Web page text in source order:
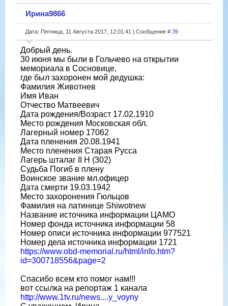
Ирина9866
Дата: Пятница, 11 Августа 2017, 12:01:41 | Сообщение # 39
Добрый день.
30 июня мы были в Гольчево на открытии
мемориала в Сосновице,
где был захоронен мой дедушка:
Фамилия Животнев
Имя Иван
Отчество Матвеевич
Дата рождения/Возраст 17.02.1910
Место рождения Московская обл.
Лагерный номер 17062
Дата пленения 20.08.1941
Место пленения Старая Русса
Лагерь шталаг II H (302)
Судьба Погиб в плену
Воинское звание мл.офицер
Дата смерти 19.03.1942
Место захоронения Гюльцов
Фамилия на латинице Shiwotnew
Название источника информации ЦАМО
Номер фонда источника информации 58
Номер описи источника информации 977521
Номер дела источника информации 1721
https://www.obd-memorial.ru/html/info.htm?
id=300718556&page=2
Спасибо всем кто помог нам!!!
вот ссылка на репортаж 1 канала
http://www.1tv.ru/news....y_voyny